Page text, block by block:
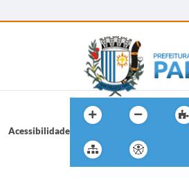
Acessibilidade